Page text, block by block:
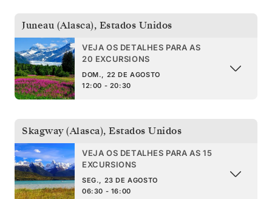
Juneau (Alasca), Estados Unidos
VEJA OS DETALHES PARA AS
20 EXCURSIONS
DOM., 22 DE AGOSTO
12:00 - 20:30
Skagway (Alasca), Estados Unidos
VEJA OS DETALHES PARA AS 15
EXCURSIONS
SEG., 23 DE AGOSTO
06:30 - 16:00